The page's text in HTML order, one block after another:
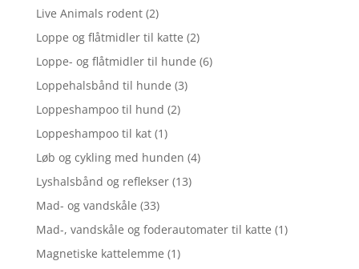
Live Animals rodent (2)
Loppe og flåtmidler til katte (2)
Loppe- og flåtmidler til hunde (6)
Loppehalsbånd til hunde (3)
Loppeshampoo til hund (2)
Loppeshampoo til kat (1)
Løb og cykling med hunden (4)
Lyshalsbånd og reflekser (13)
Mad- og vandskåle (33)
Mad-, vandskåle og foderautomater til katte (1)
Magnetiske kattelemme (1)